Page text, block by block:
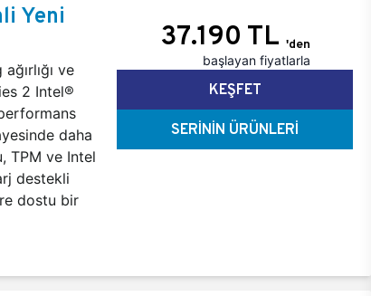
Yeni
ve
2 Intel®
daha
TPM ve Intel
destekli
dostu bir
37.190 TL 'den
başlayan fiyatlarla
KEŞFET
SERİNİN ÜRÜNLERİ